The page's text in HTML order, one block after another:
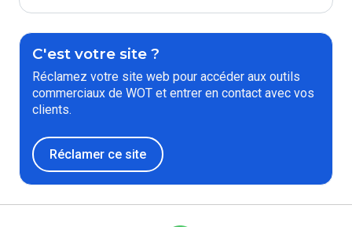
C'est votre site ?
Réclamez votre site web pour accéder aux outils
commerciaux de WOT et entrer en contact avec vos
clients.
Réclamer ce site